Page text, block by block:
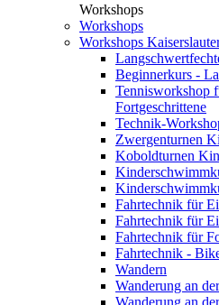
Workshops
Workshops
Workshops
Beginnerkurs -
Tennisworkshop
Fortgeschrittene
Technik-
Zwergenturnen
Koboldturnen
Fahrtechnik für
Fahrtechnik für
Fahrtechnik für
Fahrtechnik -
Wandern
Wanderung an
Wanderung an